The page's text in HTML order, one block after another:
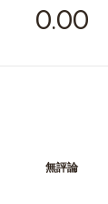
0.00
無評論